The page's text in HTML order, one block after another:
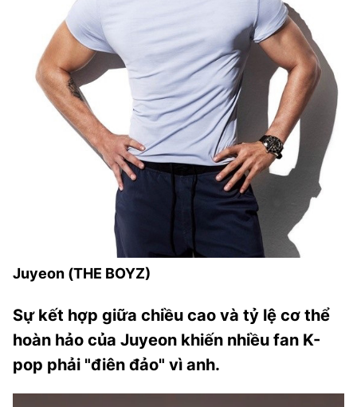
Juyeon (THE BOYZ)
Sự kết hợp giữa chiều cao và tỷ lệ cơ thể
hoàn hảo của Juyeon khiến nhiều fan K-
pop phải "điên đảo" vì anh.